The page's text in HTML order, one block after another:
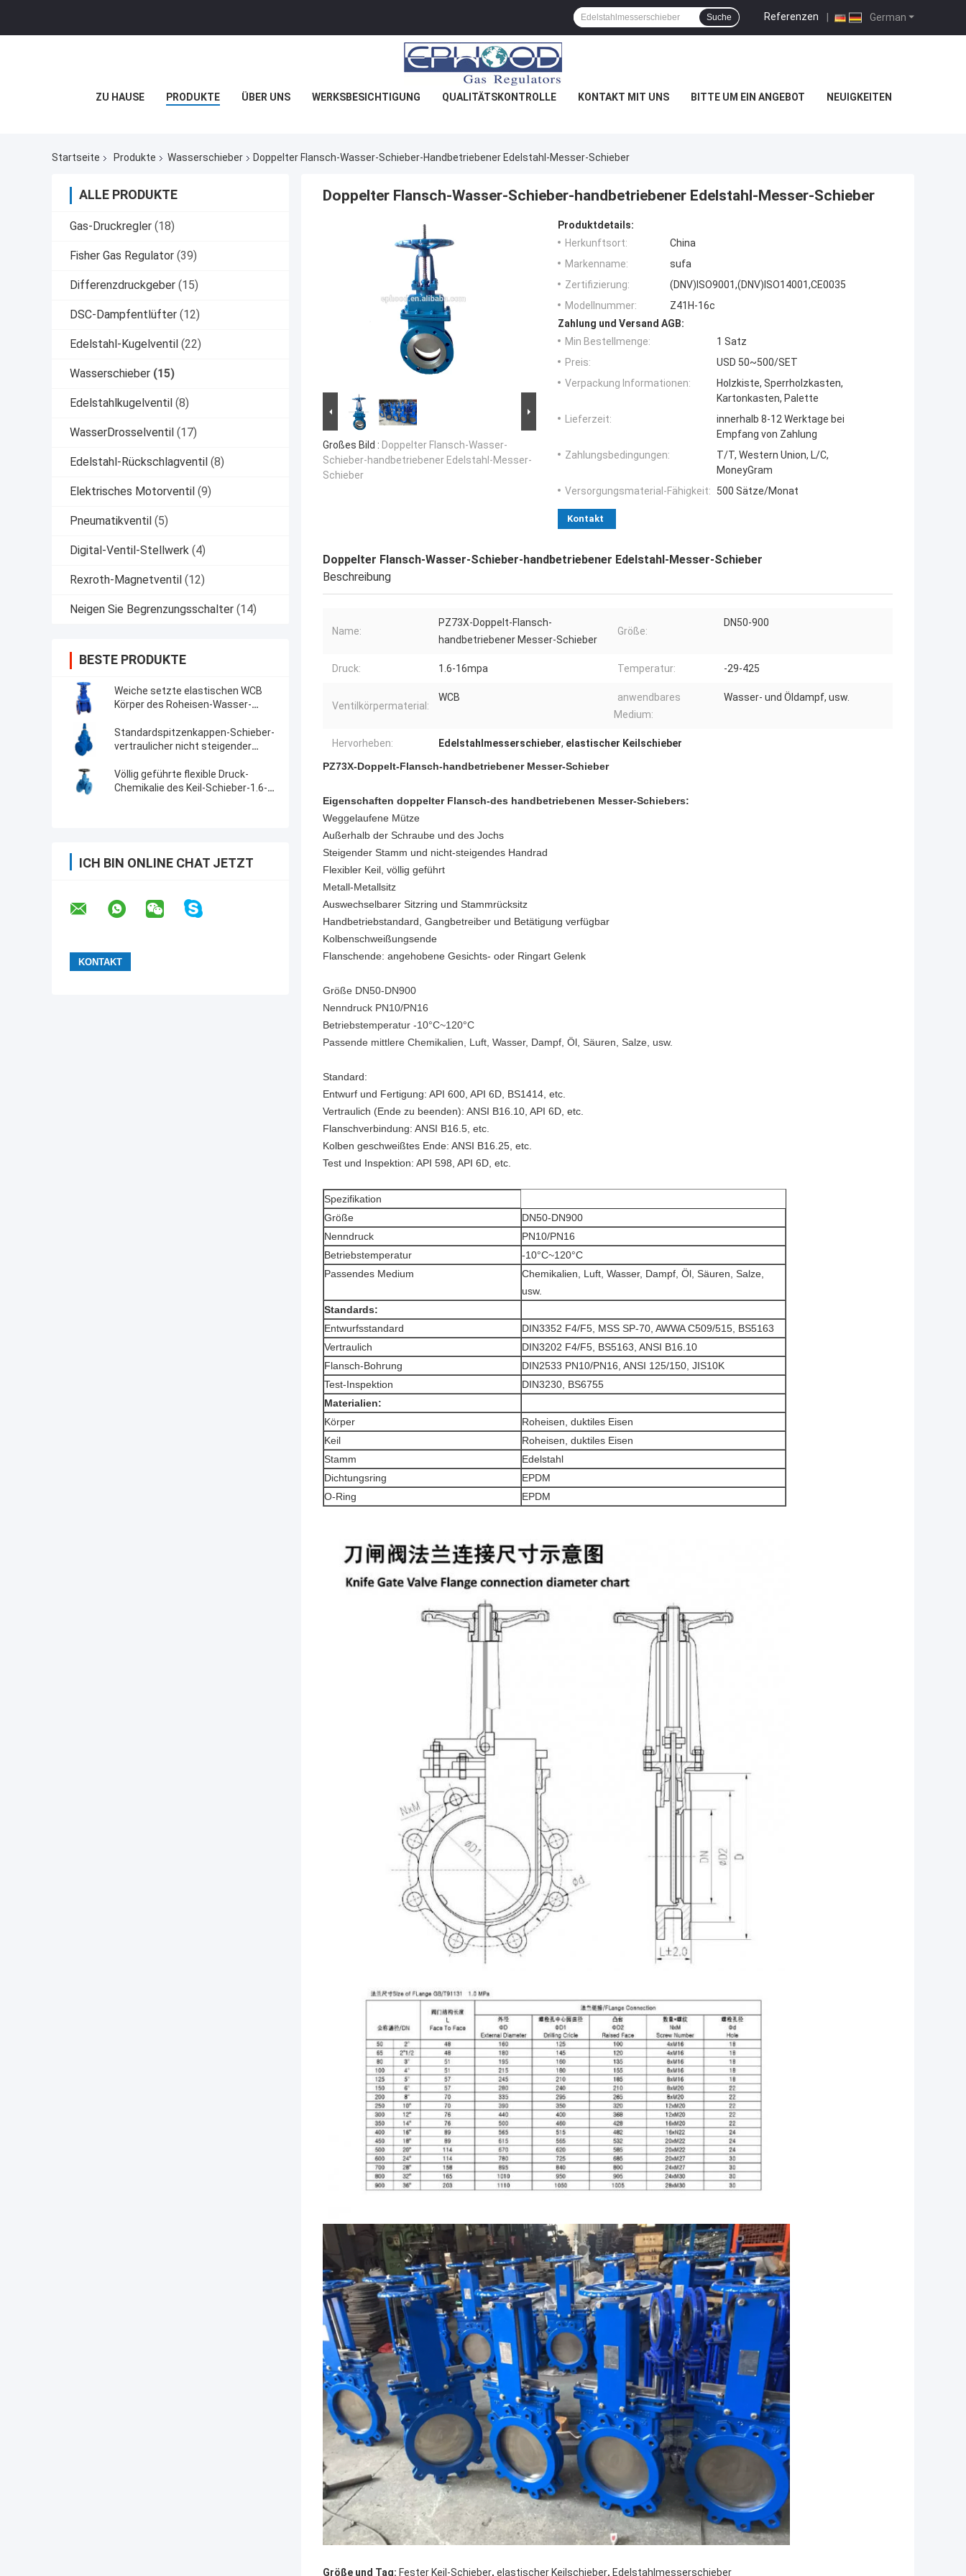
German
Referenzen |
Suche
ZU HAUSE PRODUKTE ÜBER UNS WERKSBESICHTIGUNG QUALITÄTSKONTROLLE KONTAKT MIT UNS BITTE UM EIN ANGEBOT NEUIGKEITEN
Startseite Produkte Wasserschieber Doppelter Flansch-Wasser-Schieber-Handbetriebener Edelstahl-Messer-Schieber
ALLE PRODUKTE
Gas-Druckregler (18)
Fisher Gas Regulator (39)
Differenzdruckgeber (15)
DSC-Dampfentlüfter (12)
Edelstahl-Kugelventil (22)
Wasserschieber (15)
Edelstahlkugelventil (8)
WasserDrosselventil (17)
Edelstahl-Rückschlagventil (8)
Elektrisches Motorventil (9)
Pneumatikventil (5)
Digital-Ventil-Stellwerk (4)
Rexroth-Magnetventil (12)
Neigen Sie Begrenzungsschalter (14)
BESTE PRODUKTE
Weiche setzte elastischen WCB
Körper des Roheisen-Wasser-
Stamm-
Standardspitzenkappen-Schieber-
vertraulicher nicht steigender
Völlig geführte flexible Druck-
Chemikalie des Keil-Schieber-1.6-
ICH BIN ONLINE CHAT JETZT
Doppelter Flansch-Wasser-Schieber-handbetriebener Edelstahl-Messer-Schieber
Großes Bild : Doppelter Flansch-Wasser-
Schieber-handbetriebener Edelstahl-Messer-
Schieber
Produktdetails:
Herkunftsort:
China
Markenname:
sufa
Zertifizierung:
(DNV)ISO9001,(DNV)ISO14001,CE0035
Modellnummer:
Z41H-16c
Zahlung und Versand AGB:
Min Bestellmenge:
1 Satz
Preis:
USD 50~500/SET
Verpackung Informationen:
Holzkiste, Sperrholzkasten,
Kartonkasten, Palette
Lieferzeit:
innerhalb 8-12 Werktage bei
Empfang von Zahlung
Zahlungsbedingungen:
T/T, Western Union, L/C,
MoneyGram
Versorgungsmaterial-Fähigkeit:
500 Sätze/Monat
Kontakt
Doppelter Flansch-Wasser-Schieber-handbetriebener Edelstahl-Messer-Schieber
Beschreibung
Name:
PZ73X-Doppelt-Flansch-
handbetriebener Messer-Schieber
Größe:
DN50-900
Druck: 1.6-16mpa Temperatur: -29-425
Ventilkörpermaterial:
WCB
anwendbares
Medium:
Wasser- und Öldampf, usw.
Hervorheben: Edelstahlmesserschieber, elastischer Keilschieber
PZ73X-Doppelt-Flansch-handbetriebener Messer-Schieber
Eigenschaften doppelter Flansch-des handbetriebenen Messer-Schiebers:
Weggelaufene Mütze
Außerhalb der Schraube und des Jochs
Steigender Stamm und nicht-steigendes Handrad
Flexibler Keil, völlig geführt
Metall-Metallsitz
Auswechselbarer Sitzring und Stammrücksitz
Handbetriebstandard, Gangbetreiber und Betätigung verfügbar
Kolbenschweißungsende
Flanschende: angehobene Gesichts- oder Ringart Gelenk
Größe DN50-DN900
Nenndruck PN10/PN16
Betriebstemperatur -10°C~120°C
Passende mittlere Chemikalien, Luft, Wasser, Dampf, Öl, Säuren, Salze, usw.
Standard:
Entwurf und Fertigung: API 600, API 6D, BS1414, etc.
Vertraulich (Ende zu beenden): ANSI B16.10, API 6D, etc.
Flanschverbindung: ANSI B16.5, etc.
Kolben geschweißtes Ende: ANSI B16.25, etc.
Test und Inspektion: API 598, API 6D, etc.
Spezifikation
Größe
DN50-DN900
Nenndruck
PN10/PN16
Betriebstemperatur
-10°C~120°C
Passendes Medium
Chemikalien, Luft, Wasser, Dampf, Öl, Säuren, Salze,
usw.
Standards:
Entwurfsstandard
DIN3352 F4/F5, MSS SP-70, AWWA C509/515, BS5163
Vertraulich
DIN3202 F4/F5, BS5163, ANSI B16.10
Flansch-Bohrung
DIN2533 PN10/PN16, ANSI 125/150, JIS10K
Test-Inspektion
DIN3230, BS6755
Materialien:
Körper
Roheisen, duktiles Eisen
Keil
Roheisen, duktiles Eisen
Stamm
Edelstahl
Dichtungsring
EPDM
O-Ring
EPDM
Größe und Tag: Fester Keil-Schieber, elastischer Keilschieber, Edelstahlmesserschieber